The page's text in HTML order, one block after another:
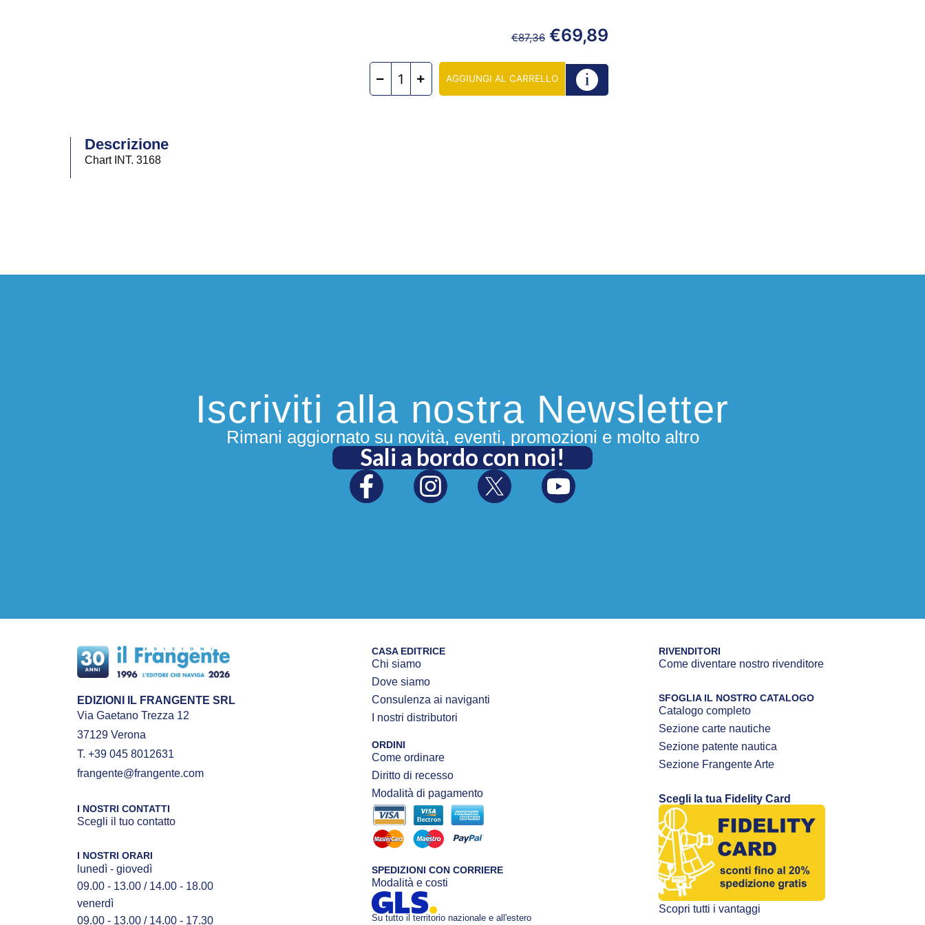
€87,36 €69,89
AGGIUNGI AL CARRELLO
Descrizione
Chart INT. 3168
Iscriviti alla nostra Newsletter
Rimani aggiornato su novità, eventi, promozioni e molto altro
Sali a bordo con noi!
EDIZIONI IL FRANGENTE SRL
Via Gaetano Trezza 12
37129 Verona
T. +39 045 8012631
frangente@frangente.com
I NOSTRI CONTATTI
Scegli il tuo contatto
I NOSTRI ORARI
lunedì - giovedì
09.00 - 13.00 / 14.00 - 18.00
venerdì
09.00 - 13.00 / 14.00 - 17.30
CASA EDITRICE
Chi siamo
Dove siamo
Consulenza ai naviganti
I nostri distributori
ORDINI
Come ordinare
Diritto di recesso
Modalità di pagamento
SPEDIZIONI CON CORRIERE
Modalità e costi
Su tutto il territorio nazionale e all'estero
RIVENDITORI
Come diventare nostro rivenditore
SFOGLIA IL NOSTRO CATALOGO
Catalogo completo
Sezione carte nautiche
Sezione patente nautica
Sezione Frangente Arte
Scegli la tua Fidelity Card
Scopri tutti i vantaggi